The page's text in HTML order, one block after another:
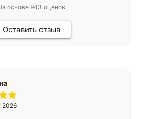
основе 943 оценок
Оставить отзыв
2026